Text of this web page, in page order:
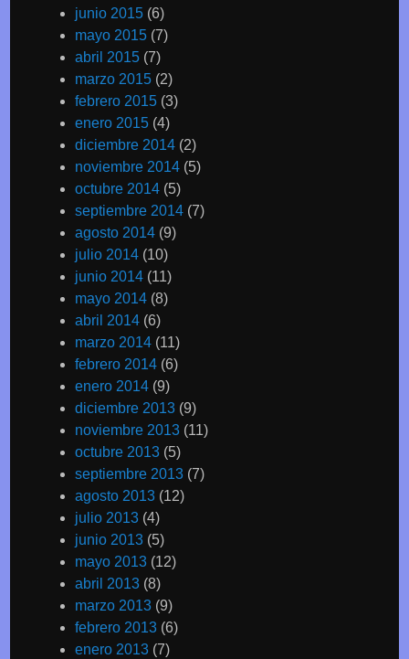
junio 2015 (6)
mayo 2015 (7)
abril 2015 (7)
marzo 2015 (2)
febrero 2015 (3)
enero 2015 (4)
diciembre 2014 (2)
noviembre 2014 (5)
octubre 2014 (5)
septiembre 2014 (7)
agosto 2014 (9)
julio 2014 (10)
junio 2014 (11)
mayo 2014 (8)
abril 2014 (6)
marzo 2014 (11)
febrero 2014 (6)
enero 2014 (9)
diciembre 2013 (9)
noviembre 2013 (11)
octubre 2013 (5)
septiembre 2013 (7)
agosto 2013 (12)
julio 2013 (4)
junio 2013 (5)
mayo 2013 (12)
abril 2013 (8)
marzo 2013 (9)
febrero 2013 (6)
enero 2013 (7)